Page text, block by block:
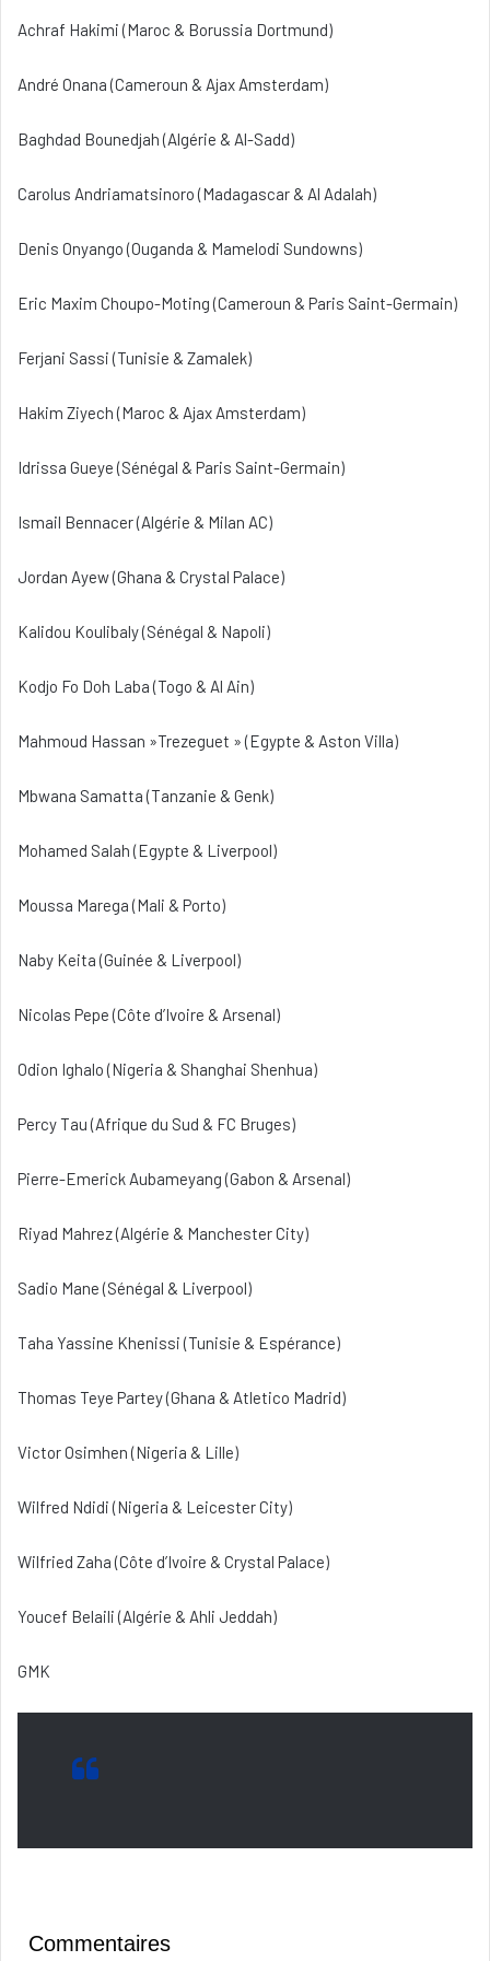
Achraf Hakimi (Maroc & Borussia Dortmund)
André Onana (Cameroun & Ajax Amsterdam)
Baghdad Bounedjah (Algérie & Al-Sadd)
Carolus Andriamatsinoro (Madagascar & Al Adalah)
Denis Onyango (Ouganda & Mamelodi Sundowns)
Eric Maxim Choupo-Moting (Cameroun & Paris Saint-Germain)
Ferjani Sassi (Tunisie & Zamalek)
Hakim Ziyech (Maroc & Ajax Amsterdam)
Idrissa Gueye (Sénégal & Paris Saint-Germain)
Ismail Bennacer (Algérie & Milan AC)
Jordan Ayew (Ghana & Crystal Palace)
Kalidou Koulibaly (Sénégal & Napoli)
Kodjo Fo Doh Laba (Togo & Al Ain)
Mahmoud Hassan »Trezeguet » (Egypte & Aston Villa)
Mbwana Samatta (Tanzanie & Genk)
Mohamed Salah (Egypte & Liverpool)
Moussa Marega (Mali & Porto)
Naby Keita (Guinée & Liverpool)
Nicolas Pepe (Côte d’Ivoire & Arsenal)
Odion Ighalo (Nigeria & Shanghai Shenhua)
Percy Tau (Afrique du Sud & FC Bruges)
Pierre-Emerick Aubameyang (Gabon & Arsenal)
Riyad Mahrez (Algérie & Manchester City)
Sadio Mane (Sénégal & Liverpool)
Taha Yassine Khenissi (Tunisie & Espérance)
Thomas Teye Partey (Ghana & Atletico Madrid)
Victor Osimhen (Nigeria & Lille)
Wilfred Ndidi (Nigeria & Leicester City)
Wilfried Zaha (Côte d’Ivoire & Crystal Palace)
Youcef Belaili (Algérie & Ahli Jeddah)
GMK
Commentaires